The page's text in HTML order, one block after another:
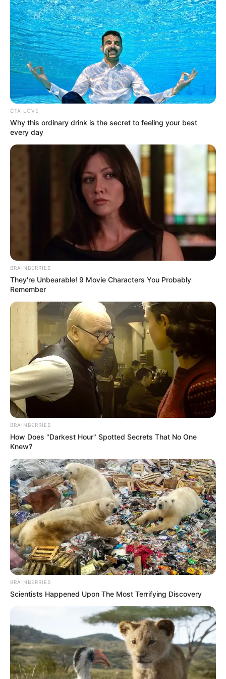
κατάφερε να κρατηθεί στην ζωή
Σοβαρό τροχαίο στην Εύβοια: Ώρες αγωνίας
για γυναίκα
Ακολουθήστε το evianews.com στοGoogle
News
ΤΑ ΠΙΟ ΔΗΜΟΦΙΛΗ
CTA LOVE
Why this ordinary drink is the secret to feeling your best
every day
BRAINBERRIES
They're Unbearable! 9 Movie Characters You Probably
Remember
BRAINBERRIES
How Does "Darkest Hour" Spotted Secrets That No One
Knew?
BRAINBERRIES
Scientists Happened Upon The Most Terrifying Discovery